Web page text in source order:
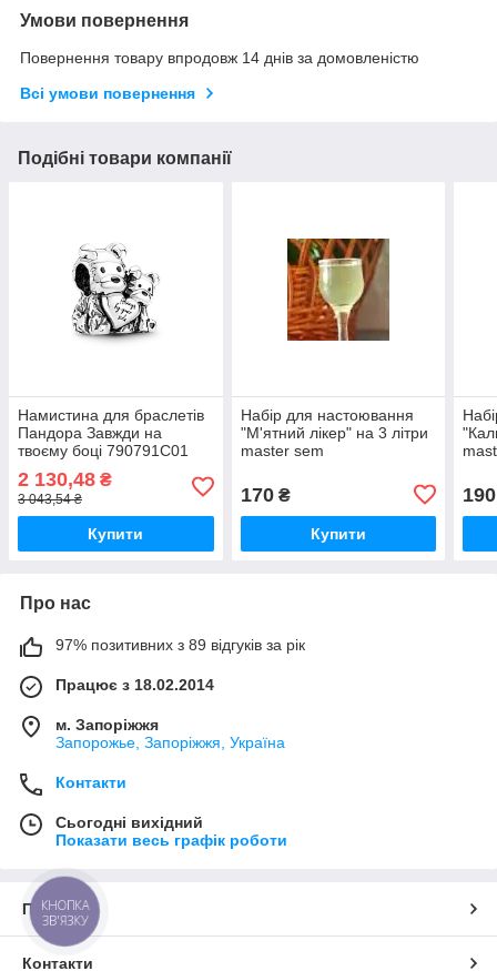
Умови повернення
Повернення товару впродовж 14 днів за домовленістю
Всі умови повернення
Подібні товари компанії
Намистина для браслетів
Пандора Завжди на
твоєму боці 790791C01
2 130,48 ₴
3 043,54 ₴
Купити
Набір для настоювання
"М'ятний лікер" на 3 літри
master sem
170₴
Купити
190
Про нас
97% позитивних з 89 відгуків за рік
Працює з 18.02.2014
м. Запоріжжя
Запорожье, Запоріжжя, Україна
Контакти
Сьогодні вихідний
Показати весь графік роботи
Про нас
Контакти
КНОПКА
ЗВ'ЯЗКУ